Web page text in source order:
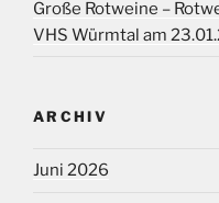
Große Rotweine –
VHS Würmtal am
ARCHIV
Juni 2026